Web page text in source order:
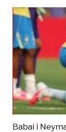
Babai i